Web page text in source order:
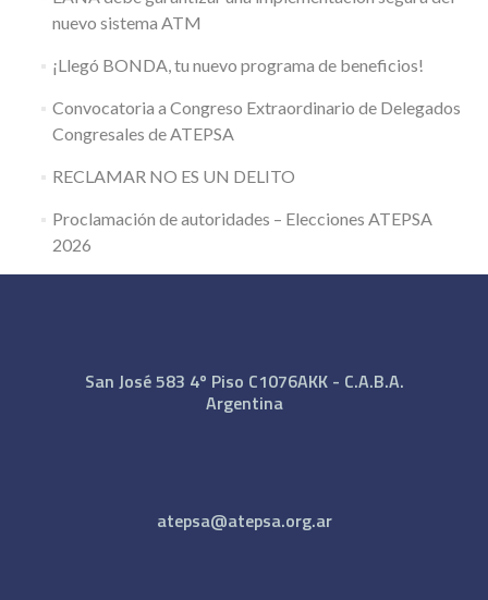
nuevo sistema ATM
¡Llegó BONDA, tu nuevo programa de beneficios!
Convocatoria a Congreso Extraordinario de Delegados
Congresales de ATEPSA
RECLAMAR NO ES UN DELITO
Proclamación de autoridades – Elecciones ATEPSA
2026
San José 583 4º Piso C1076AKK - C.A.B.A.
Argentina
atepsa@atepsa.org.ar